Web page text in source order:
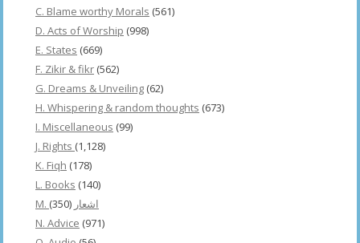
C. Blame worthy Morals (561)
D. Acts of Worship (998)
E. States (669)
F. Zikir & fikr (562)
G. Dreams & Unveiling (62)
H. Whispering & random thoughts (673)
I. Miscellaneous (99)
J. Rights (1,128)
K. Fiqh (178)
L. Books (140)
M. اشعار (350)
N. Advice (971)